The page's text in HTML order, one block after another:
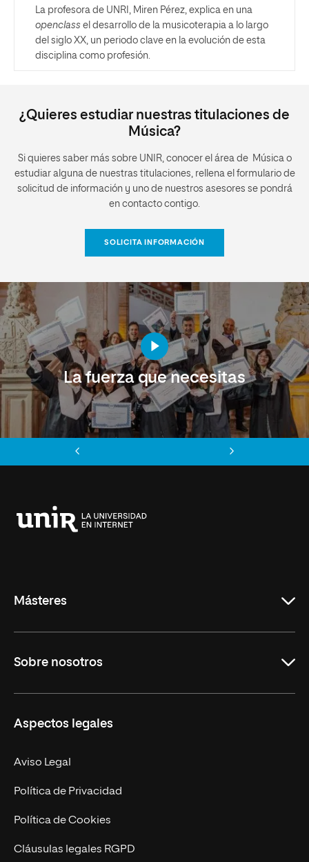
La profesora de UNRI, Miren Pérez, explica en una
openclass el desarrollo de la musicoterapia a lo largo
del siglo XX, un periodo clave en la evolución de esta
disciplina como profesión.
¿Quieres estudiar nuestras titulaciones de
Música?
Si quieres saber más sobre UNIR, conocer el área de Música o
estudiar alguna de nuestras titulaciones, rellena el formulario de
solicitud de información y uno de nuestros asesores se pondrá
en contacto contigo.
SOLICITA INFORMACIÓN
La fuerza que necesitas
Másteres
Derecho
Empresa
MBA
Marketing y Comunicación
Ingeniería
Diseño
Sobre nosotros
Nuestro Equipo
Contacto
Aspectos legales
Aviso Legal
Política de Privacidad
Política de Cookies
Cláusulas legales RGPD